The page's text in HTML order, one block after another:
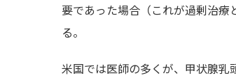
要であった場合（これが過剰治
る。
米国では医師の多くが、甲状腺